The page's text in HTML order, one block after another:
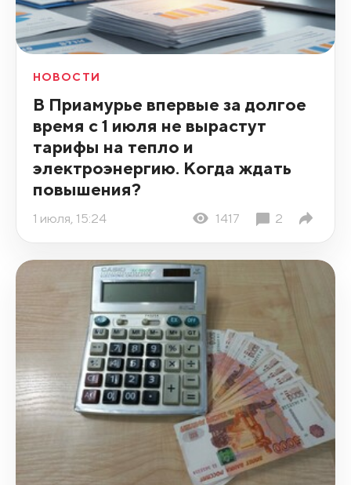
НОВОСТИ
В Приамурье впервые за долгое
время с 1 июля не вырастут
тарифы на тепло и
электроэнергию. Когда ждать
повышения?
1 июля, 15:24 1417 2